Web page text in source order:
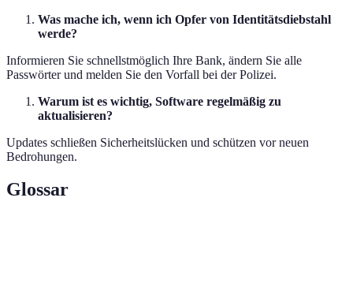
Was mache ich, wenn ich Opfer von Identitätsdiebstahl
werde?
Informieren Sie schnellstmöglich Ihre Bank, ändern Sie alle
Passwörter und melden Sie den Vorfall bei der Polizei.
Warum ist es wichtig, Software regelmäßig zu
aktualisieren?
Updates schließen Sicherheitslücken und schützen vor neuen
Bedrohungen.
Glossar